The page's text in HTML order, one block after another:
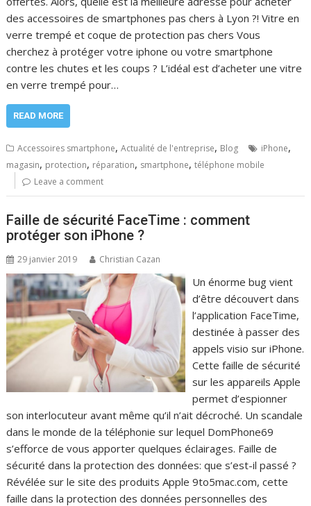
des accessoires de smartphones pas chers à Lyon ?! Vitre en
verre trempé et coque de protection pas chers Vous
cherchez à protéger votre iphone ou votre smartphone
contre les chutes et les coups ? L’idéal est d’acheter une vitre
en verre trempé pour…
READ MORE
Accessoires smartphone,Actualité de l'entreprise, Blog iPhone,
magasin, protection, réparation, smartphone,téléphone mobile
Leave a comment
Faille de sécurité FaceTime : comment
protéger son iPhone ?
29 janvier 2019 Christian Cazan
Un énorme bug vient
d’être découvert dans
l’application FaceTime,
destinée à passer des
appels visio sur iPhone.
Cette faille de sécurité
sur les appareils Apple
permet d’espionner
son interlocuteur avant même qu’il n’ait décroché. Un scandale
dans le monde de la téléphonie sur lequel DomPhone69
s’efforce de vous apporter quelques éclairages. Faille de
sécurité dans la protection des données: que s’est-il passé ?
Révélée sur le site des produits Apple 9to5mac.com, cette
faille dans la protection des données personnelles des